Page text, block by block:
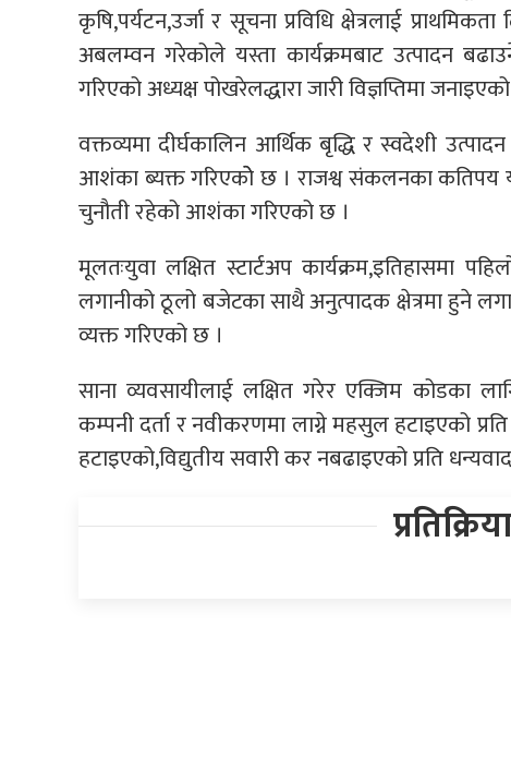
कृषि,पर्यटन,उर्जा र सूचना प्रविधि क्षेत्रलाई
अबलम्वन गरेकोले यस्ता कार्यक्रमबाट उत्पादन
गरिएको अध्यक्ष पोखरेलद्धारा जारी विज्ञप्तिमा
वक्तव्यमा दीर्घकालिन आर्थिक बृद्धि र स्वदेशी उत्पादन
आशंका ब्यक्त गरिएकोे छ । राजश्व संकलनका कतिपय
चुनौती रहेको आशंका गरिएको छ ।
मूलतःयुवा लक्षित स्टार्टअप कार्यक्रम,इतिहासमा
लगानीको ठूलो बजेटका साथै अनुत्पादक क्षेत्रमा हुने
व्यक्त गरिएको छ ।
साना व्यवसायीलाई लक्षित गरेर एक्जिम कोडका
कम्पनी दर्ता र नवीकरणमा लाग्ने महसुल हटाइएको
हटाइएको,विद्युतीय सवारी कर नबढाइएको प्रति